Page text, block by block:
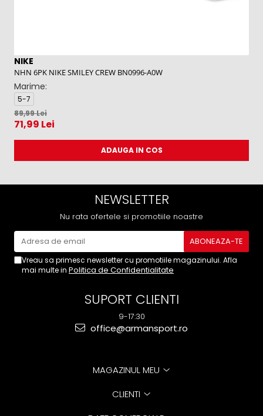
NIKE
NHN 6PK NIKE SMILEY CREW BN0996-A0W
Marime:
5-7
89,99 Lei
71,99 Lei
ADAUGA IN COS
NEWSLETTER
Nu rata ofertele si promotiile noastre
Vreau sa primesc newsletter cu promotiile magazinului. Afla
mai multe in Politica de Confidentialitate
SUPORT CLIENTI
9-17:30
office@armansport.ro
MAGAZINUL MEU
CLIENTI